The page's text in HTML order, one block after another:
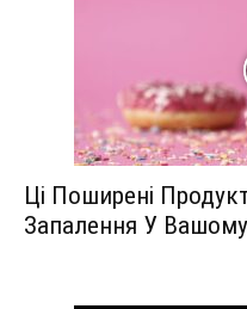
Ці Поширені
Запалення У